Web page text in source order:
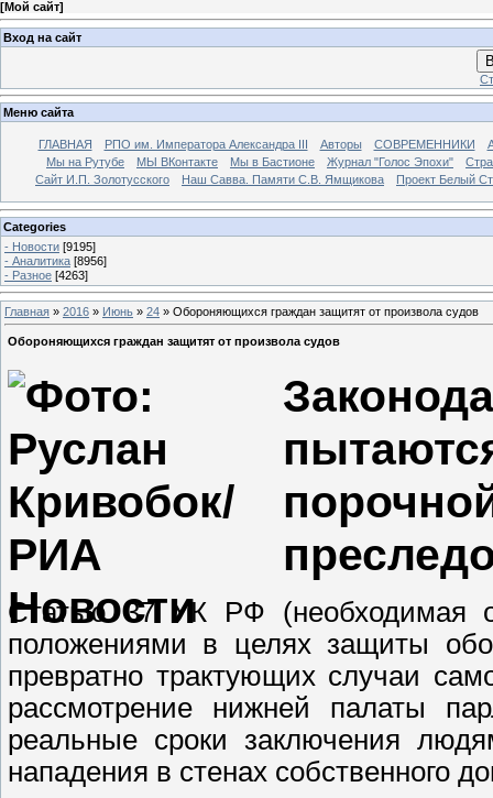
[Мой сайт]
Вход на сайт
Меню сайта
ГЛАВНАЯ РПО им. Императора Александра III Авторы СОВРЕМЕННИКИ
Мы на Рутубе
МЫ ВКонтакте Мы в Бастионе Журнал "Голос Эпохи"
Сайт И.П. Золотусского
Наш Савва. Памяти С.В. Ямщикова Проект Белый
Categories
- Новости [9195]
- Аналитика [8956]
- Разное [4263]
Главная » 2016 » Июнь » 24 » Обороняющихся граждан защитят от произвола судов
Обороняющихся граждан защитят от произвола судов
Статью 37 УК РФ (необходимая
положениями в целях защиты
превратно трактующих случаи
рассмотрение нижней палаты
реальные сроки заключения
нападения в стенах собственного